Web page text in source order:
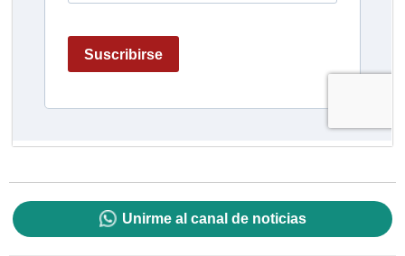
Unirme al canal de noticias